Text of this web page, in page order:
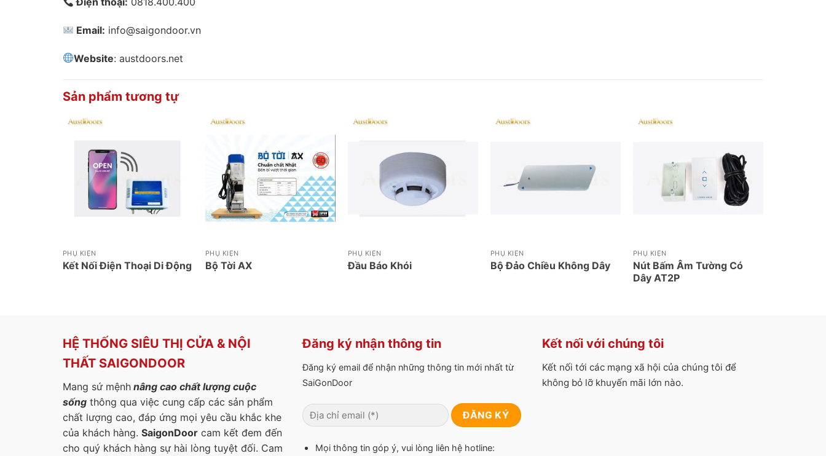
Email: info@saigondoor.vn
Website: austdoors.net
Sản phẩm tương tự
PHỤ KIỆN
Kết Nối Điện Thoại Di Động
PHỤ KIỆN
Bộ Tời AX
PHỤ KIỆN
Đầu Báo Khói
PHỤ KIỆN
Bộ Đảo Chiều Không Dây
PHỤ KIỆN
Nút Bấm Âm Tường Có
Dây AT2P
HỆ THỐNG SIÊU THỊ CỬA & NỘI
THẤT SAIGONDOOR
Mang sứ mệnh nâng cao chất lượng cuộc
sống thông qua việc cung cấp các sản phẩm
chất lượng cao, đáp ứng mọi yêu cầu khắc khe
của khách hàng. SaigonDoor cam kết đem đến
cho quý khách hàng sự hài lòng tuyệt đối. Cam
Đăng ký nhận thông tin
Đăng ký email để nhận những thông tin mới nhất từ
SaiGonDoor
Mọi thông tin góp ý, vui lòng liên hệ hotline:
Kết nối với chúng tôi
Kết nối tới các mạng xã hội của chúng tôi để
không bỏ lỡ khuyến mãi lớn nào.